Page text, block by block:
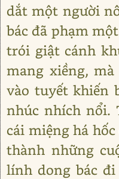
dắt một người
bác đã phạm
trói giật cánh
mang xiềng,
vào tuyết khiến
nhúc nhích nổi.
cái miệng há
thành những
lính dong bác